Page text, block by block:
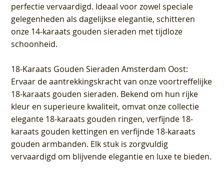
perfectie vervaardigd. Ideaal voor zowel speciale
gelegenheden als dagelijkse elegantie, schitteren
onze 14-karaats gouden sieraden met tijdloze
schoonheid.
18-Karaats Gouden Sieraden Amsterdam Oost:
Ervaar de aantrekkingskracht van onze voortreffelijke
18-karaats gouden sieraden. Bekend om hun rijke
kleur en superieure kwaliteit, omvat onze collectie
elegante 18-karaats gouden ringen, verfijnde 18-
karaats gouden kettingen en verfijnde 18-karaats
gouden armbanden. Elk stuk is zorgvuldig
vervaardigd om blijvende elegantie en luxe te bieden.